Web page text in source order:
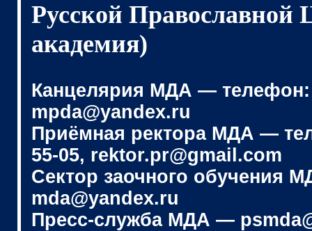
Русской Православной
академия)
Канцелярия МДА — телефон:
mpda@yandex.ru
Приёмная ректора МДА —
55-05, rektor.pr@gmail.com
Сектор заочного обучения
mda@yandex.ru
Пресс-служба МДА —